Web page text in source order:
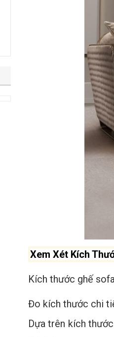
Xem Xét Kích
Kích thước ghế
Đo kích thước chi
Dựa trên kích